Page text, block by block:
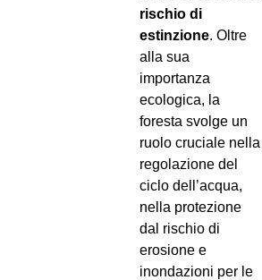
rischio di
estinzione. Oltre
alla sua
importanza
ecologica, la
foresta svolge un
ruolo cruciale nella
regolazione del
ciclo dell’acqua,
nella protezione
dal rischio di
erosione e
inondazioni per le